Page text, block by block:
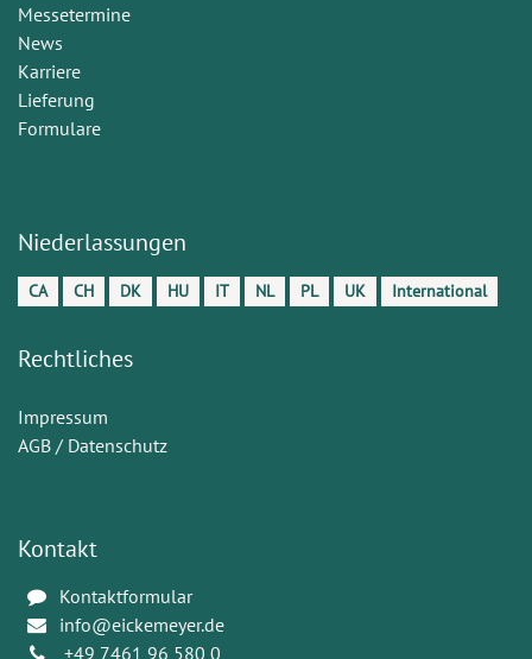
Messetermine
News
Karriere
Lieferung
Formulare
Niederlassungen
CA CH DK HU IT NL PL UK International
Rechtliches
Impressum
AGB / Datenschutz
Kontakt
Kontaktformular
info@eickemeyer.de
+49 7461 96 580 0